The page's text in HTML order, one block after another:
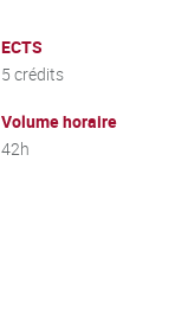
ECTS
5 crédits
Volume horaire
42h